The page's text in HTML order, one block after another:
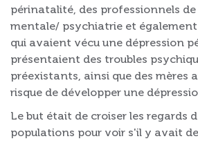
périnatalité, des professionnels
mentale/ psychiatrie et
qui avaient vécu une dépression
présentaient des troubles
préexistants, ainsi que des mères
risque de développer une
Le but était de croiser les regards
populations pour voir s'il y avait